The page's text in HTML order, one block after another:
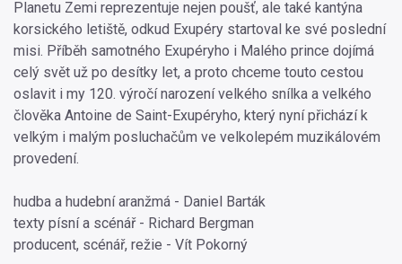
Planetu Zemi reprezentuje nejen poušť, ale také kantýna
korsického letiště, odkud Exupéry startoval ke své poslední
misi. Příběh samotného Exupéryho i Malého prince dojímá
celý svět už po desítky let, a proto chceme touto cestou
oslavit i my 120. výročí narození velkého snílka a velkého
člověka Antoine de Saint-Exupéryho, který nyní přichází k
velkým i malým posluchačům ve velkolepém muzikálovém
provedení.
hudba a hudební aranžmá - Daniel Barták
texty písní a scénář - Richard Bergman
producent, scénář, režie - Vít Pokorný